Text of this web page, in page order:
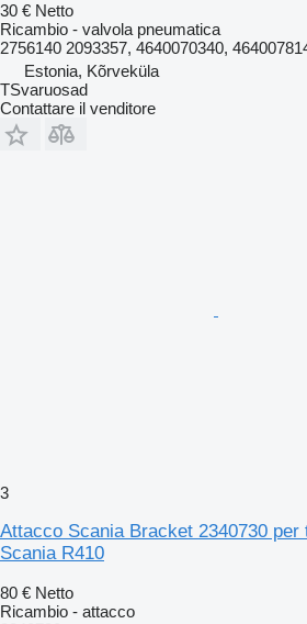
30 € Netto
Ricambio - valvola pneumatica
2756140 2093357, 4640070340,
Estonia, Kõrveküla
TSvaruosad
Contattare il venditore
3
Attacco Scania Bracket 2340730 per
Scania R410
80 € Netto
Ricambio - attacco